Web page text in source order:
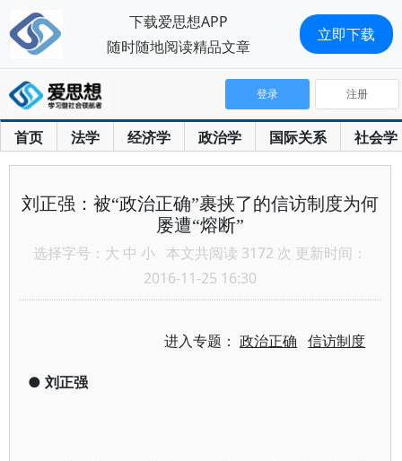
首页 法学 经济学 政治学 国际关系 社会学
登录 注册
刘正强：被“政治正确”裹挟了的信访制度为何
屡遭“熔断”
选择字号： 大 中 小 本文共阅读 3172 次 更新时间：
2016-11-25 16:30
进入专题：政治正确 信访制度
● 刘正强
下载爱思想APP
随时随地阅读精品文章
立即下载